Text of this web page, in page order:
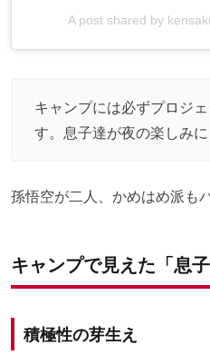
A post shared by
キャンプには必ずプロジ
す。息子達が夜の楽しみに
孫悟空が二人、かめはめ派も
キャンプで見えた「息
積極性の芽生え